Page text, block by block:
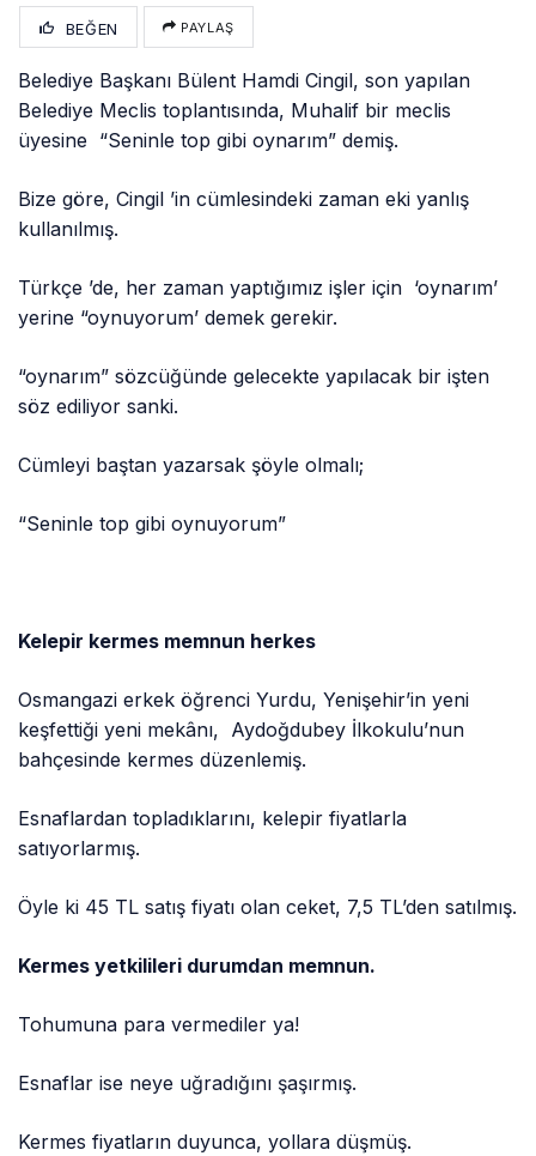
BEĞEN PAYLAŞ
Belediye Başkanı Bülent Hamdi Cingil, son yapılan
Belediye Meclis toplantısında, Muhalif bir meclis
üyesine “Seninle top gibi oynarım” demiş.
Bize göre, Cingil ’in cümlesindeki zaman eki yanlış
kullanılmış.
Türkçe ’de, her zaman yaptığımız işler için ‘oynarım’
yerine “oynuyorum’ demek gerekir.
“oynarım” sözcüğünde gelecekte yapılacak bir işten
söz ediliyor sanki.
Cümleyi baştan yazarsak şöyle olmalı;
“Seninle top gibi oynuyorum”
Kelepir kermes memnun herkes
Osmangazi erkek öğrenci Yurdu, Yenişehir’in yeni
keşfettiği yeni mekânı, Aydoğdubey İlkokulu’nun
bahçesinde kermes düzenlemiş.
Esnaflardan topladıklarını, kelepir fiyatlarla
satıyorlarmış.
Öyle ki 45 TL satış fiyatı olan ceket, 7,5 TL’den satılmış.
Kermes yetkilileri durumdan memnun.
Tohumuna para vermediler ya!
Esnaflar ise neye uğradığını şaşırmış.
Kermes fiyatların duyunca, yollara düşmüş.